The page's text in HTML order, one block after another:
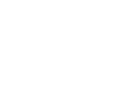
の地域/言語